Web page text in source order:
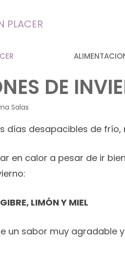
PLACER
DE
Salas
días desapacibles de
en calor a pesar de ir
LIMÓN Y MIEL
un sabor muy agradable